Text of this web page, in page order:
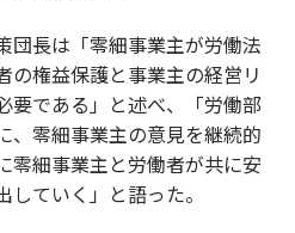
団長は「零細事業主が労働法
の権益保護と事業主の経営リ
要である」と述べ、「労働部
、零細事業主の意見を継続的
零細事業主と労働者が共に安
ていく」と語った。